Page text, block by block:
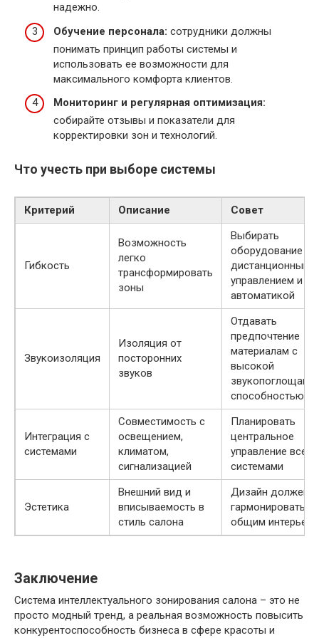
надежно.
Обучение персонала: сотрудники должны
понимать принцип работы системы и
использовать ее возможности для
максимального комфорта клиентов.
Мониторинг и регулярная оптимизация:
собирайте отзывы и показатели для
корректировки зон и технологий.
Что учесть при выборе системы
Критерий Описание Совет
Гибкость
Возможность
легко
трансформировать
зоны
Выбирать
оборудование с
дистанционным
управлением и
автоматикой
Звукоизоляция
Изоляция от
посторонних
звуков
Отдавать
предпочтение
материалам с
высокой
способностью
Интеграция с
системами
Совместимость с
освещением,
климатом,
сигнализацией
Планировать
центральное
управление всеми
системами
Эстетика
Внешний вид и
вписываемость в
стиль салона
Дизайн должен
гармонировать с
общим
Заключение
Система интеллектуального зонирования салона – это не
просто модный тренд, а реальная возможность повысить
конкурентоспособность бизнеса в сфере красоты и